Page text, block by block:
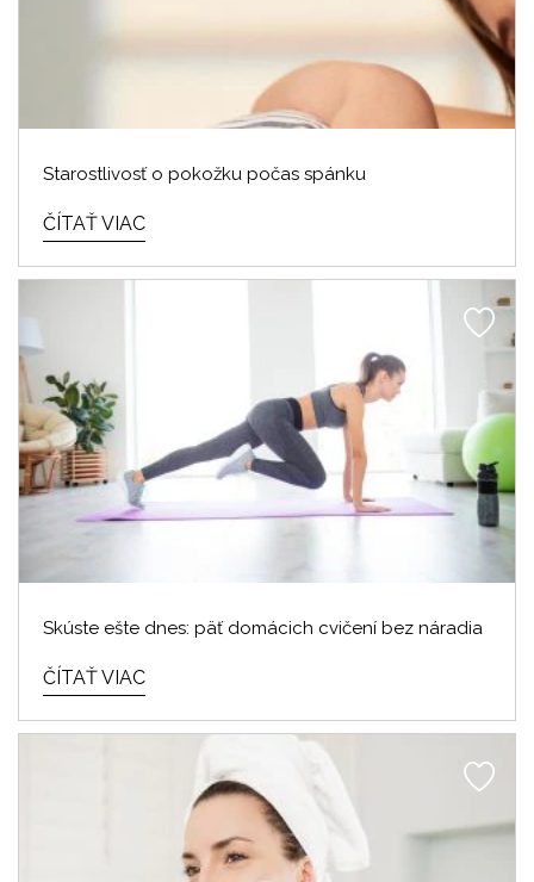
Starostlivosť o pokožku počas spánku
ČÍTAŤ VIAC
Skúste ešte dnes: päť domácich cvičení bez náradia
ČÍTAŤ VIAC